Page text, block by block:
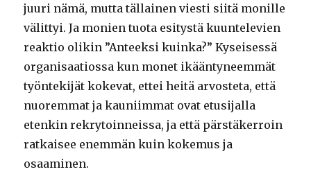
juuri nämä, mutta tällainen viesti siitä monille
välittyi. Ja monien tuota esitystä kuuntelevien
reaktio olikin ”Anteeksi kuinka?” Kyseisessä
organisaatiossa kun monet ikääntyneemmät
työntekijät kokevat, ettei heitä arvosteta, että
nuoremmat ja kauniimmat ovat etusijalla
etenkin rekrytoinneissa, ja että pärstäkerroin
ratkaisee enemmän kuin kokemus ja
osaaminen.